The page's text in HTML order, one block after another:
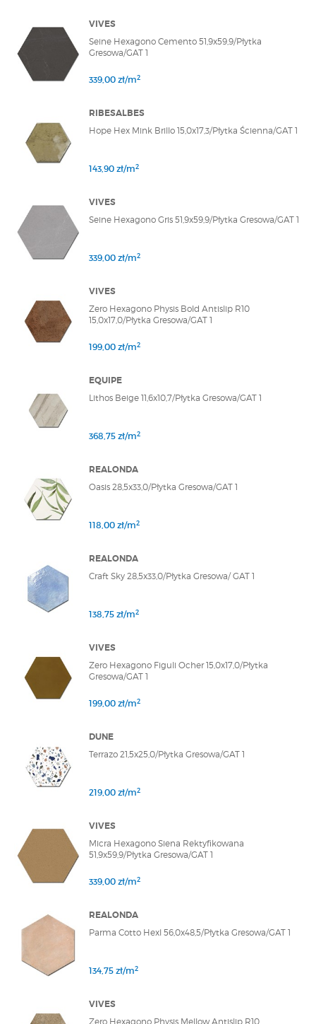
VIVES
Seine Hexagono Cemento 51,9x59,9/Płytka
Gresowa/GAT 1
339,00 zł/m2
RIBESALBES
Hope Hex Mink Brillo 15,0x17,3/Płytka Ścienna/GAT 1
143,90 zł/m2
VIVES
Seine Hexagono Gris 51,9x59,9/Płytka Gresowa/GAT 1
339,00 zł/m2
VIVES
Zero Hexagono Physis Bold Antislip R10
15,0x17,0/Płytka Gresowa/GAT 1
199,00 zł/m2
EQUIPE
Lithos Beige 11,6x10,7/Płytka Gresowa/GAT 1
368,75 zł/m2
REALONDA
Oasis 28,5x33,0/Płytka Gresowa/GAT 1
118,00 zł/m2
REALONDA
Craft Sky 28,5x33,0/Płytka Gresowa/ GAT 1
138,75 zł/m2
VIVES
Zero Hexagono Figuli Ocher 15,0x17,0/Płytka
Gresowa/GAT 1
199,00 zł/m2
DUNE
Terrazo 21,5x25,0/Płytka Gresowa/GAT 1
219,00 zł/m2
VIVES
Micra Hexagono Siena Rektyfikowana
51,9x59,9/Płytka Gresowa/GAT 1
339,00 zł/m2
REALONDA
Parma Cotto Hexl 56,0x48,5/Płytka Gresowa/GAT 1
134,75 zł/m2
VIVES
Zero Hexagono Physis Mellow Antislip R10